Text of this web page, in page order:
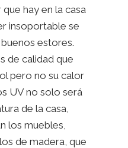
hay en la casa
insoportable se
estores.
de calidad que
pero no su calor
UV no solo será
de la casa,
los muebles,
de madera, que